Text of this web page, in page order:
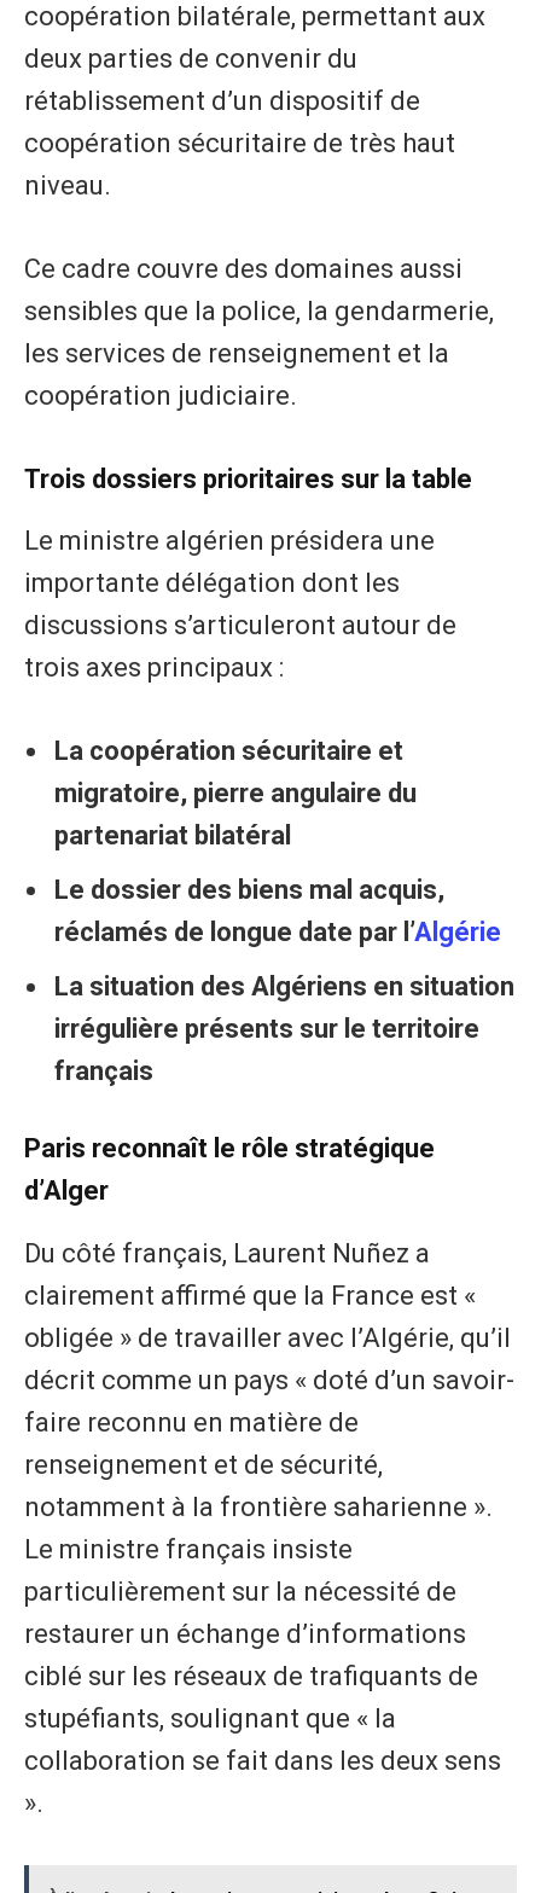
coopération bilatérale, permettant aux
deux parties de convenir du
rétablissement d’un dispositif de
coopération sécuritaire de très haut
niveau.
Ce cadre couvre des domaines aussi
sensibles que la police, la gendarmerie,
les services de renseignement et la
coopération judiciaire.
Trois dossiers prioritaires sur la table
Le ministre algérien présidera une
importante délégation dont les
discussions s’articuleront autour de
trois axes principaux :
La coopération sécuritaire et
migratoire, pierre angulaire du
partenariat bilatéral
Le dossier des biens mal acquis,
réclamés de longue date par l’Algérie
La situation des Algériens en situation
irrégulière présents sur le territoire
français
Paris reconnaît le rôle stratégique
d’Alger
Du côté français, Laurent Nuñez a
clairement affirmé que la France est «
obligée » de travailler avec l’Algérie, qu’il
décrit comme un pays « doté d’un savoir-
faire reconnu en matière de
renseignement et de sécurité,
notamment à la frontière saharienne ».
Le ministre français insiste
particulièrement sur la nécessité de
restaurer un échange d’informations
ciblé sur les réseaux de trafiquants de
stupéfiants, soulignant que « la
collaboration se fait dans les deux sens
».